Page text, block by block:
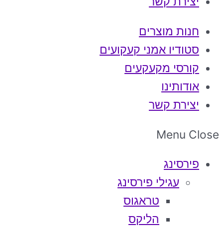
חנות מוצרים
סטודיו אמני קעקועים
קורסי מקעקעים
אודותינו
יצירת קשר
Menu Close
פירסינג
עגילי פירסינג
טראגוס
הליקס